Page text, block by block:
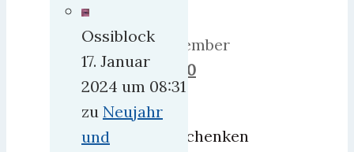
Dezember
0
Wir
verschenken
Ossiblock
17. Januar
2024 um 08:31
zu Neujahr
und